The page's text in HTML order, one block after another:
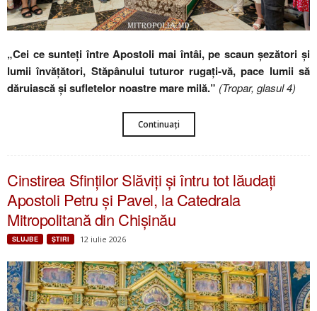
„Cei ce sunteți între Apostoli mai întâi, pe scaun șezători și
lumii învățători, Stăpânului tuturor rugați-vă, pace lumii să
dăruiască și sufletelor noastre mare milă.” (Tropar, glasul 4)
Continuați
Cinstirea Sfinților Slăviți și întru tot lăudați
Apostoli Petru și Pavel, la Catedrala
Mitropolitană din Chișinău
SLUJBE ŞTIRI 12 iulie 2026